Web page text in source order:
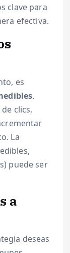
clave para
efectiva.
es
.
clics,
La
puede ser
a
deseas